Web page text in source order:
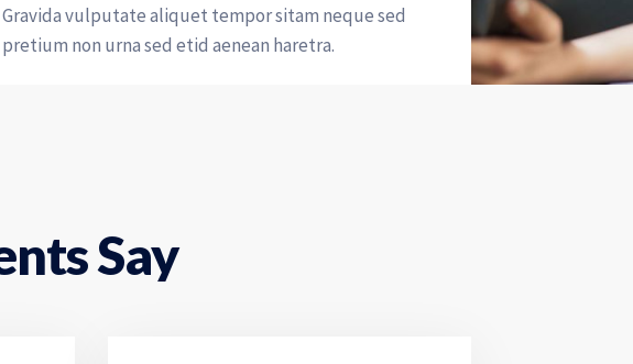
Gravida vulputate aliquet tempor sitam neque sed
pretium non urna sed etid aenean haretra.
Say